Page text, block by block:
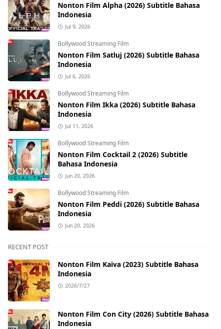
Nonton Film Alpha (2026) Subtitle Bahasa
Indonesia
Jul 9, 2026
Bollywood Streaming Film
Nonton Film Satluj (2026) Subtitle Bahasa
Indonesia
Jul 6, 2026
Bollywood Streaming Film
Nonton Film Ikka (2026) Subtitle Bahasa
Indonesia
Jul 11, 2026
Bollywood Streaming Film
Nonton Film Cocktail 2 (2026) Subtitle
Bahasa Indonesia
Jun 20, 2026
Bollywood Streaming Film
Nonton Film Peddi (2026) Subtitle Bahasa
Indonesia
Jun 20, 2026
RECENT POST
Nonton Film Kaiva (2023) Subtitle Bahasa
Indonesia
2026/7/27
Nonton Film Con City (2026) Subtitle Bahasa
Indonesia